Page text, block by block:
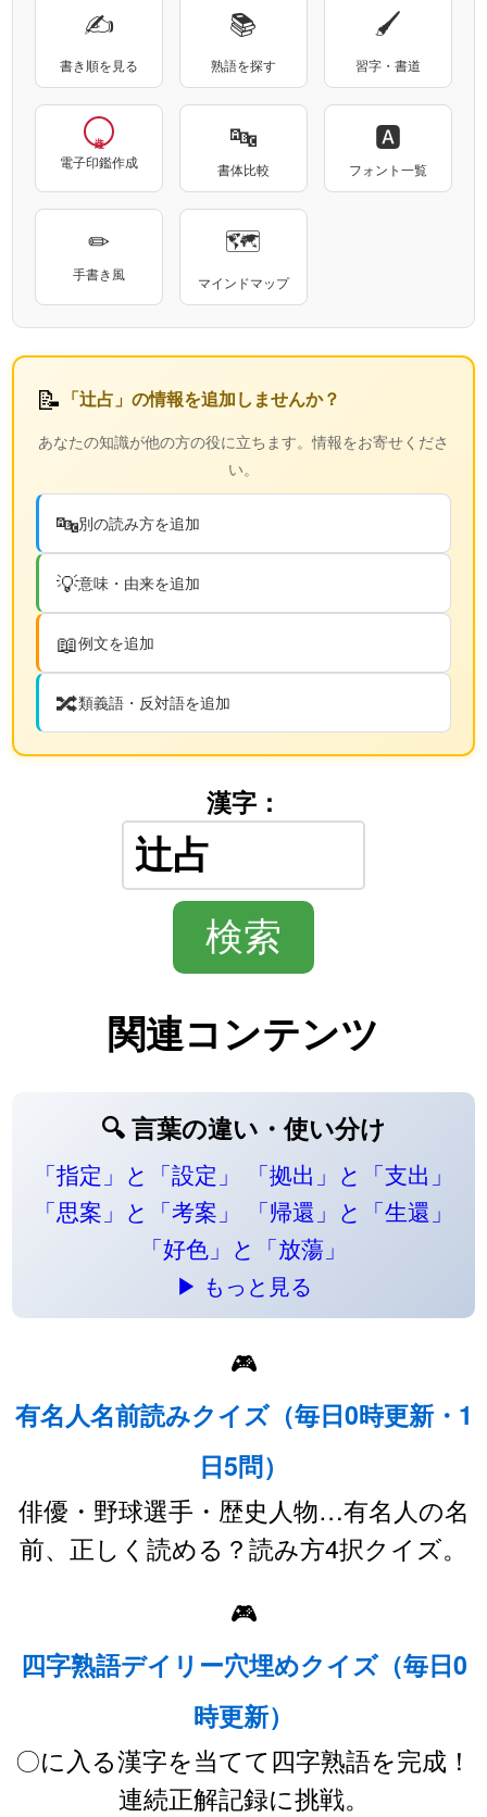
✍
書き順を見る
📚
熟語を探す
🖌
習字・書道
電子印鑑作成
🔤
書体比較
🅰
フォント一覧
✏
手書き風
🗺
マインドマップ
📝 「辻占」の情報を追加しませんか？
あなたの知識が他の方の役に立ちます。情報をお寄せくださ
い。
🔤別の読み方を追加
💡意味・由来を追加
📖例文を追加
🔀類義語・反対語を追加
漢字：
関連コンテンツ
🔍 言葉の違い・使い分け
「指定」と「設定」
「拠出」と「支出」
「思案」と「考案」
「帰還」と「生還」
「好色」と「放蕩」
▶ もっと見る
🎮
有名人名前読みクイズ（毎日0時更新・1
日5問）
俳優・野球選手・歴史人物…有名人の名
前、正しく読める？読み方4択クイズ。
🎮
四字熟語デイリー穴埋めクイズ（毎日0
時更新）
〇に入る漢字を当てて四字熟語を完成！
連続正解記録に挑戦。